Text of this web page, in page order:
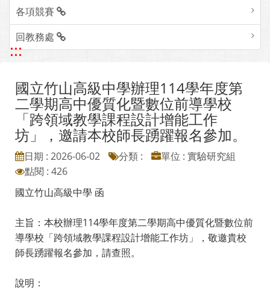
各項競賽
回教務處
:::
國立竹山高級中學辦理114學年度第
二學期高中優質化暨數位前導學校
「跨領域教學課程設計增能工作
坊」，邀請本校師長踴躍報名參加。
日期 : 2026-06-02 分類 :
單位 : 實驗研究組
點閱 : 426
國立竹山高級中學 函
主旨：本校辦理114學年度第二學期高中優質化暨數位前
導學校「跨領域教學課程設計增能工作坊」，敬邀貴校
師長踴躍報名參加，請查照。
說明：